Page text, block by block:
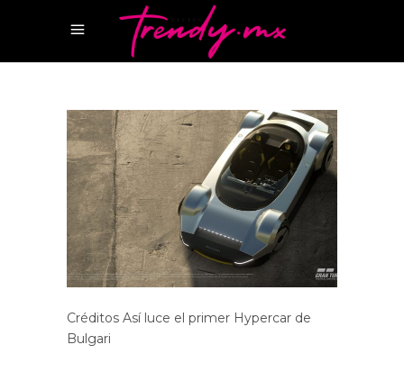
Créditos Así luce el primer Hypercar de
Bulgari